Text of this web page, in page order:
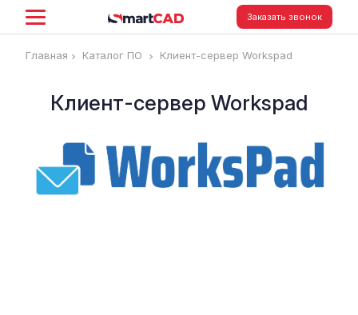
Заказать звонок
Главная Каталог ПО Клиент-сервер Workspad
Клиент-сервер Workspad